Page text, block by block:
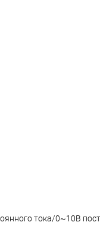
тока/0~10В